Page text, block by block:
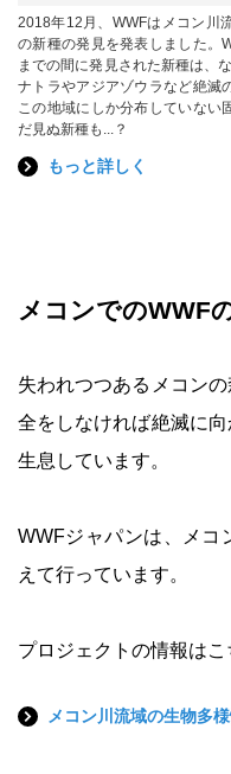
2018年12月、WWFはメコン川
の新種の発見を発表しました。
までの間に発見された新種は、
ナトラやアジアゾウラなど絶滅
この地域にしか分布していない
だ見ぬ新種も...？
もっと詳しく
メコンでのWWF
失われつつあるメコン
全をしなければ絶滅に
生息しています。
WWFジャパンは、メコ
えて行っています。
プロジェクトの情報はこ
メコン川流域の生物多